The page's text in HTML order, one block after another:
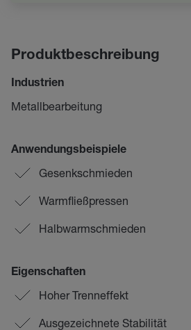
Produktbeschreibung
Industrien
Metallbearbeitung
Anwendungsbeispiele
Gesenkschmieden
Warmfließpressen
Halbwarmschmieden
Eigenschaften
Hoher Trenneffekt
Ausgezeichnete Stabilität